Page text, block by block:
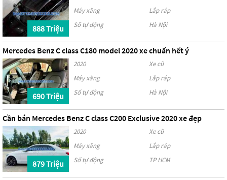
888 Triệu
Máy xăng
Lắp ráp
Số tự động
Hà Nội
Mercedes Benz C class C180 model 2020 xe chuẩn hết ý
690 Triệu
2020
Xe cũ
Máy xăng
Lắp ráp
Số tự động
Hà Nội
Cần bán Mercedes Benz C class C200 Exclusive 2020 xe đẹp
879 Triệu
2020
Xe cũ
Máy xăng
Lắp ráp
Số tự động
TP HCM